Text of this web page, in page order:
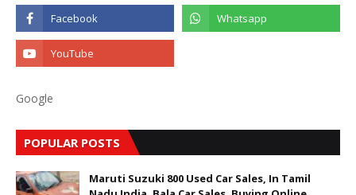
Google
POPULAR POSTS
Maruti Suzuki 800 Used Car Sales, In Tamil